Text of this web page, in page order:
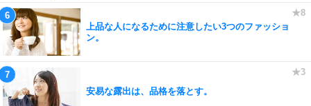
上品な人になるために注意したい3つのファッショ
ン。
安易な露出は、品格を落とす。